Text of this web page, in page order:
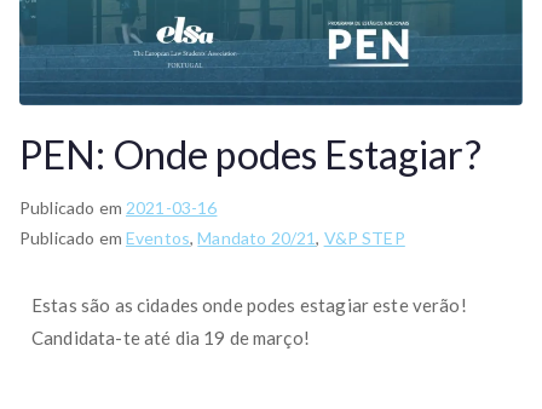
PEN: Onde podes Estagiar?
Publicado em 2021-03-16
Publicado em Eventos,Mandato 20/21, V&P STEP
Estas são as cidades onde podes estagiar este verão!
Candidata-te até dia 19 de março!